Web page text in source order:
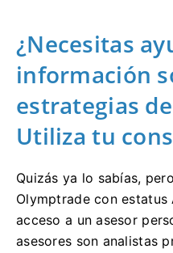
¿Necesitas
información
estrategias
Utiliza tu
Quizás ya lo sabías,
Olymptrade con
acceso a un asesor
asesores son analistas